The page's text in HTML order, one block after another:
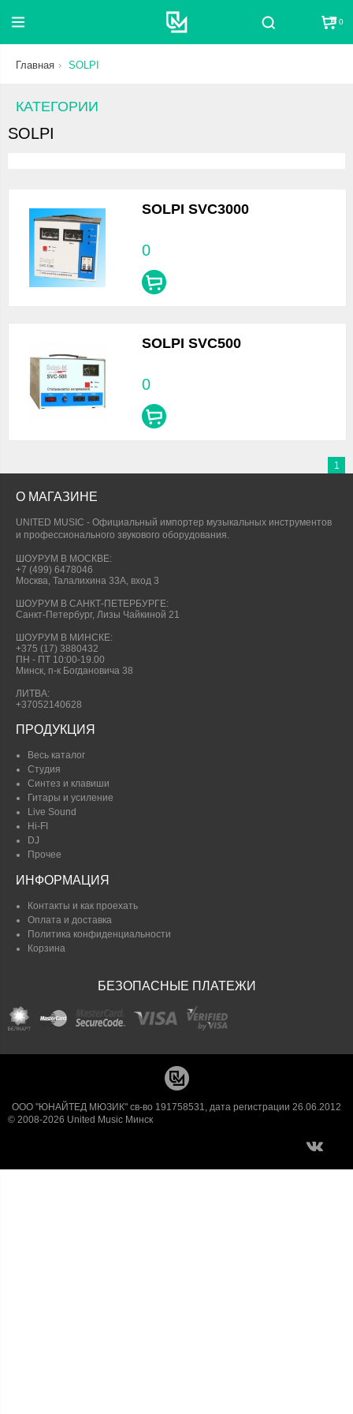
Поиск 0
Главная SOLPI
КАТЕГОРИИ
SOLPI
SOLPI SVC3000
0
SOLPI SVC500
0
1
О МАГАЗИНЕ
UNITED MUSIC - Официальный импортер музыкальных инструментов
и профессионального звукового оборудования.
ШОУРУМ В МОСКВЕ:
+7 (499) 6478046
Москва, Талалихина 33А, вход 3
ШОУРУМ В САНКТ-ПЕТЕРБУРГЕ:
Санкт-Петербург, Лизы Чайкиной 21
ШОУРУМ В МИНСКЕ:
+375 (17) 3880432
ПН - ПТ 10:00-19.00
Минск, п-к Богдановича 38
ЛИТВА:
+37052140628
ПРОДУКЦИЯ
Весь каталог
Студия
Синтез и клавиши
Гитары и усиление
Live Sound
Hi-FI
DJ
Прочее
ИНФОРМАЦИЯ
Контакты и как проехать
Оплата и доставка
Политика конфиденциальности
Корзина
БЕЗОПАСНЫЕ ПЛАТЕЖИ
ООО "ЮНАЙТЕД МЮЗИК" св-во 191758531, дата регистрации 26.06.2012
© 2008-2026 United Music Минск